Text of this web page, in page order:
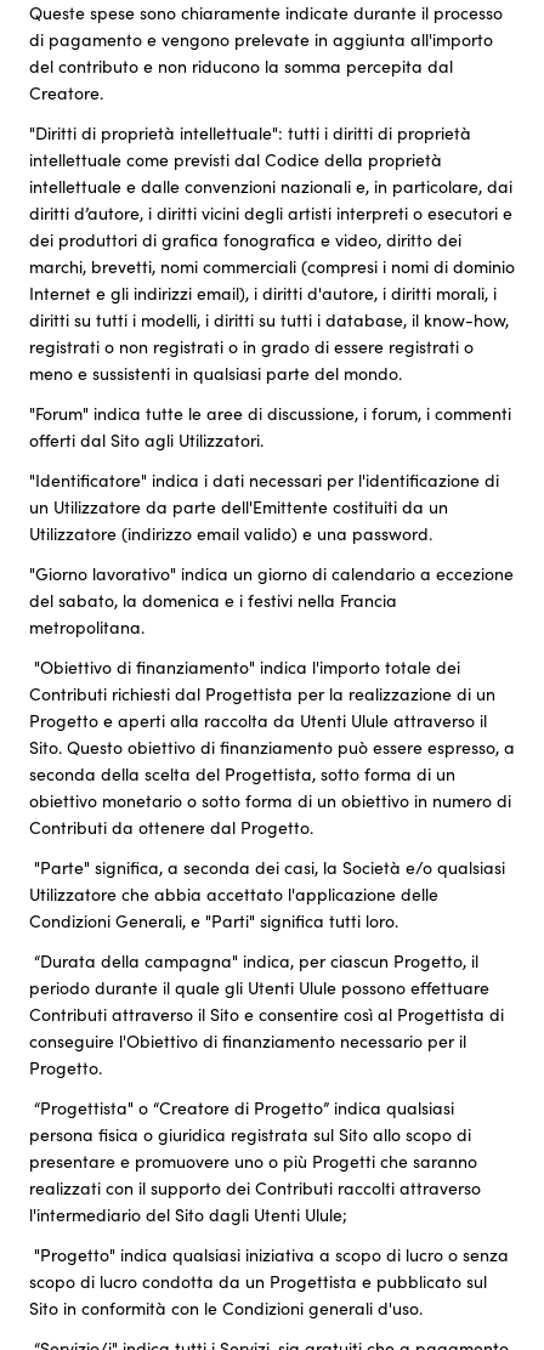
Queste spese sono chiaramente indicate durante il processo
di pagamento e vengono prelevate in aggiunta all'importo
del contributo e non riducono la somma percepita dal
Creatore.
"Diritti di proprietà intellettuale": tutti i diritti di proprietà
intellettuale come previsti dal Codice della proprietà
intellettuale e dalle convenzioni nazionali e, in particolare, dai
diritti d’autore, i diritti vicini degli artisti interpreti o esecutori e
dei produttori di grafica fonografica e video, diritto dei
marchi, brevetti, nomi commerciali (compresi i nomi di dominio
Internet e gli indirizzi email), i diritti d'autore, i diritti morali, i
diritti su tutti i modelli, i diritti su tutti i database, il know-how,
registrati o non registrati o in grado di essere registrati o
meno e sussistenti in qualsiasi parte del mondo.
"Forum" indica tutte le aree di discussione, i forum, i commenti
offerti dal Sito agli Utilizzatori.
"Identificatore" indica i dati necessari per l'identificazione di
un Utilizzatore da parte dell'Emittente costituiti da un
Utilizzatore (indirizzo email valido) e una password.
"Giorno lavorativo" indica un giorno di calendario a eccezione
del sabato, la domenica e i festivi nella Francia
metropolitana.
"Obiettivo di finanziamento" indica l'importo totale dei
Contributi richiesti dal Progettista per la realizzazione di un
Progetto e aperti alla raccolta da Utenti Ulule attraverso il
Sito. Questo obiettivo di finanziamento può essere espresso, a
seconda della scelta del Progettista, sotto forma di un
obiettivo monetario o sotto forma di un obiettivo in numero di
Contributi da ottenere dal Progetto.
"Parte" significa, a seconda dei casi, la Società e/o qualsiasi
Utilizzatore che abbia accettato l'applicazione delle
Condizioni Generali, e "Parti" significa tutti loro.
“Durata della campagna" indica, per ciascun Progetto, il
periodo durante il quale gli Utenti Ulule possono effettuare
Contributi attraverso il Sito e consentire così al Progettista di
conseguire l'Obiettivo di finanziamento necessario per il
Progetto.
“Progettista" o “Creatore di Progetto” indica qualsiasi
persona fisica o giuridica registrata sul Sito allo scopo di
presentare e promuovere uno o più Progetti che saranno
realizzati con il supporto dei Contributi raccolti attraverso
l'intermediario del Sito dagli Utenti Ulule;
"Progetto" indica qualsiasi iniziativa a scopo di lucro o senza
scopo di lucro condotta da un Progettista e pubblicato sul
Sito in conformità con le Condizioni generali d'uso.